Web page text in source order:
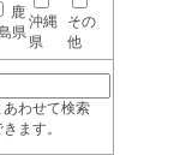
鹿
県
沖縄
県
その
他
わせて検索
ます。